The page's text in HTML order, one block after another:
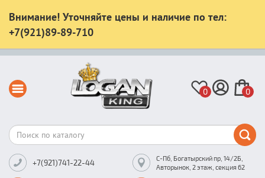
Внимание! Уточняйте цены и наличие по тел:
+7(921)89-89-710
0 0
+7(921)741-22-44
С-Пб, Богатырский пр, 14/2Б,
Авторынок, 2 этаж, секция 62